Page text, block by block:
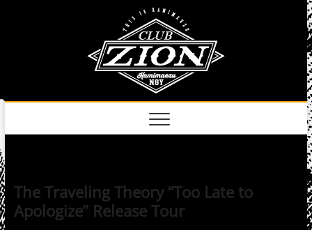
The Traveling Theory “Too Late to
Apologize” Release Tour